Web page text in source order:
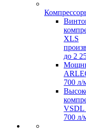
XLS
до 2
700 л/
VSDL
700 л/